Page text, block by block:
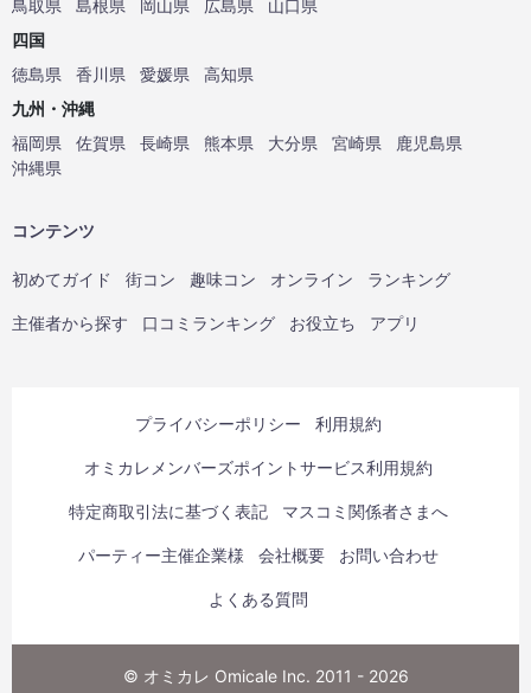
鳥取県
島根県 岡山県 広島県
山口県
四国
徳島県
香川県 愛媛県
高知県
九州・沖縄
福岡県
佐賀県 長崎県 熊本県 大分県 宮崎県
鹿児島県
沖縄県
コンテンツ
初めてガイド 街コン 趣味コン オンライン ランキング
主催者から探す 口コミランキング お役立ち アプリ
プライバシーポリシー 利用規約
オミカレメンバーズポイントサービス利用規約
特定商取引法に基づく表記 マスコミ関係者さまへ
パーティー主催企業様 会社概要 お問い合わせ
よくある質問
© オミカレ Omicale Inc. 2011 - 2026